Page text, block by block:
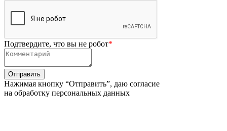
Подтвердите, что вы не робот*
Нажимая кнопку “Отправить”, даю согласие
на обработку персональных данных